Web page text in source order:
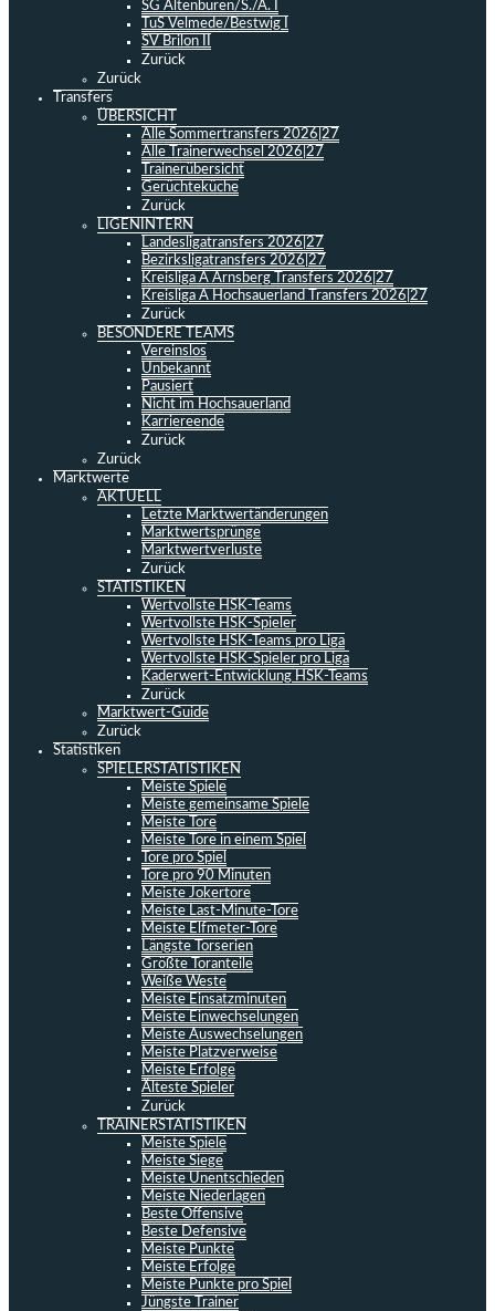
SG Altenbüren/S./A. I
TuS Velmede/Bestwig I
SV Brilon II
Zurück
Zurück
Transfers
ÜBERSICHT
Alle Sommertransfers 2026|27
Alle Trainerwechsel 2026|27
Trainerübersicht
Gerüchteküche
Zurück
LIGENINTERN
Landesligatransfers 2026|27
Bezirksligatransfers 2026|27
Kreisliga A Arnsberg Transfers 2026|27
Kreisliga A Hochsauerland Transfers 2026|27
Zurück
BESONDERE TEAMS
Vereinslos
Unbekannt
Pausiert
Nicht im Hochsauerland
Karriereende
Zurück
Zurück
Marktwerte
AKTUELL
Letzte Marktwertänderungen
Marktwertsprünge
Marktwertverluste
Zurück
STATISTIKEN
Wertvollste HSK-Teams
Wertvollste HSK-Spieler
Wertvollste HSK-Teams pro Liga
Wertvollste HSK-Spieler pro Liga
Kaderwert-Entwicklung HSK-Teams
Zurück
Marktwert-Guide
Zurück
Statistiken
SPIELERSTATISTIKEN
Meiste Spiele
Meiste gemeinsame Spiele
Meiste Tore
Meiste Tore in einem Spiel
Tore pro Spiel
Tore pro 90 Minuten
Meiste Jokertore
Meiste Last-Minute-Tore
Meiste Elfmeter-Tore
Längste Torserien
Größte Toranteile
Weiße Weste
Meiste Einsatzminuten
Meiste Einwechselungen
Meiste Auswechselungen
Meiste Platzverweise
Meiste Erfolge
Älteste Spieler
Zurück
TRAINERSTATISTIKEN
Meiste Spiele
Meiste Siege
Meiste Unentschieden
Meiste Niederlagen
Beste Offensive
Beste Defensive
Meiste Punkte
Meiste Erfolge
Meiste Punkte pro Spiel
Jüngste Trainer